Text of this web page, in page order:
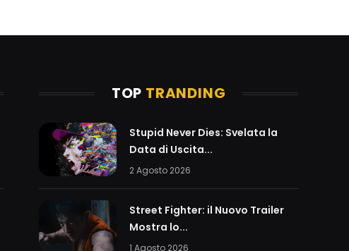
TOP TRANDING
Stupid Never Dies: Svelata la
Data di Uscita...
2 Agosto 2026
Street Fighter: il Nuovo Trailer
Mostra lo...
1 Agosto 2026